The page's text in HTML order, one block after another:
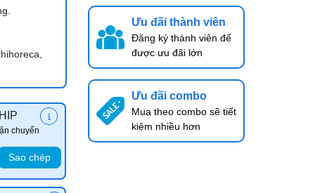
chuyển
Sao chép
Ưu đãi thành viên
Đăng ký thành viên để
được ưu đãi lớn
Ưu đãi combo
Mua theo combo sẽ tiết
kiệm nhiều hơn